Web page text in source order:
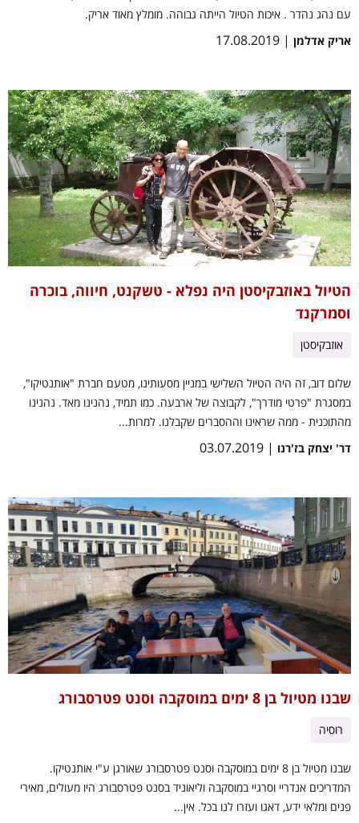
עם נהג נהדר . איכות הטיול הייתה גבוהה. מומלץ מאוד אריק.
אריק אדלמן | 17.08.2019
הטיול באוזבקיסטן היה נפלא - טשקנט, חיווה, בוכרה
וסמרקנד
אוזבקיסטן
שלום דוב, זה היה הטיול השלישי במניין מסעותינו, מטעם חברת "אותנטיקו",
במסגרת "פרטי מודרך", לקבוצה של ארבעה. כמו תמיד, נהנינו מאד. נהנינו
מהתוכנית - ממה שראינו וההסברים שקבלנו. למרות...
דר' יצחק בז'רנו | 03.07.2019
שבנו מטיול בן 8 ימים במוסקבה וסנט פטרסבורג
רוסיה
שבנו מטיול בן 8 ימים במוסקבה וסנט פטרסבורג שאורגן ע"י אותנטיקו.
המדריכים אנדריי וסרגיי במוסקבה וליאוניד בסנט פטרסבורג היו מעולים, מאירי
פנים ומלאי ידע, דאגו ועזרו לנו בכל. אין...